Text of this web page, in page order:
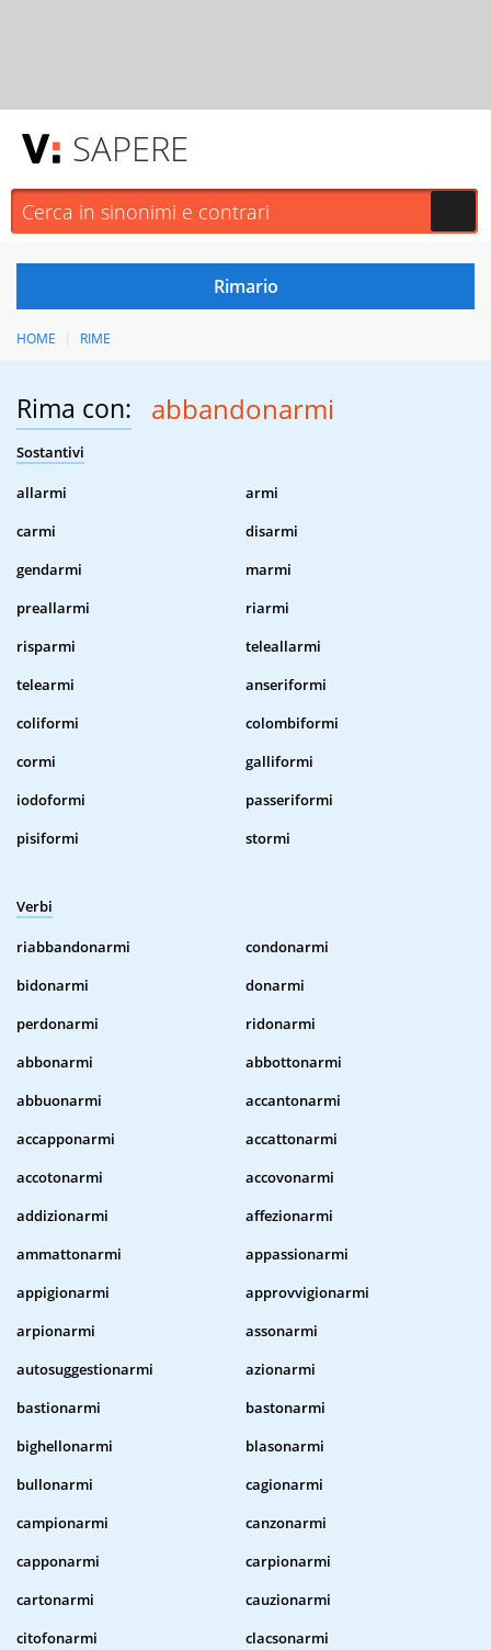
SAPERE
HOME RIME
Rima con: abbandonarmi
Sostantivi
allarmi
armi
carmi
disarmi
gendarmi
marmi
preallarmi
riarmi
risparmi
teleallarmi
telearmi
anseriformi
coliformi
colombiformi
cormi
galliformi
iodoformi
passeriformi
pisiformi
stormi
Verbi
riabbandonarmi
condonarmi
bidonarmi
donarmi
perdonarmi
ridonarmi
abbonarmi
abbottonarmi
abbuonarmi
accantonarmi
accapponarmi
accattonarmi
accotonarmi
accovonarmi
addizionarmi
affezionarmi
ammattonarmi
appassionarmi
appigionarmi
approvvigionarmi
arpionarmi
assonarmi
autosuggestionarmi
azionarmi
bastionarmi
bastonarmi
bighellonarmi
blasonarmi
bullonarmi
cagionarmi
campionarmi
canzonarmi
capponarmi
carpionarmi
cartonarmi
cauzionarmi
citofonarmi
clacsonarmi